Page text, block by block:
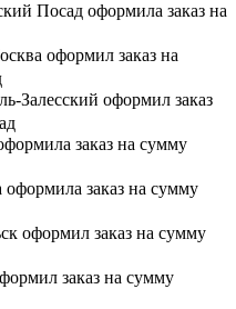
Посад оформила заказ на
оформил заказ на
Залесский оформил заказ
заказ на сумму
заказ на сумму
оформил заказ на сумму
заказ на сумму